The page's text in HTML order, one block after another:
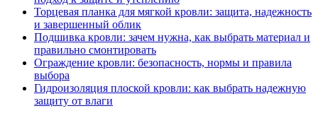
Торцевая планка для мягкой кровли: защита, надежность
и завершенный облик
Подшивка кровли: зачем нужна, как выбрать материал и
правильно смонтировать
Ограждение кровли: безопасность, нормы и правила
выбора
Гидроизоляция плоской кровли: как выбрать надежную
защиту от влаги